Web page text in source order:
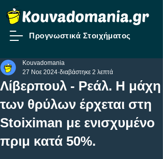
Προγνωστικά Στοιχήματος
Λίβερπουλ - Ρεάλ. Η μάχη
των θρύλων έρχεται στη
Stoiximan με ενισχυμένο
πριμ κατά 50%.
Kouvadomania
27 Νοε 2024 διαβάστηκε 2 λεπτά